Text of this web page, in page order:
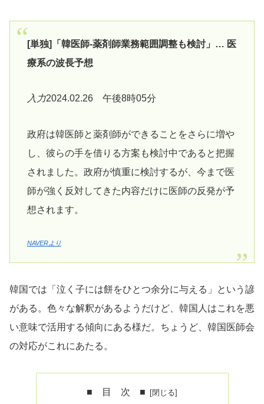
[単独]「韓医師-薬剤師業務範囲調整も検討」… 医
療系の波長予想
入力2024.02.26 午後8時05分
政府は韓医師と薬剤師ができることをさらに増や
し、彼らの手を借りる方案も検討中であると把握
されました。政府が慎重に検討するが、今まで医
師が強く反対してきた内容だけに医師の反発が予
想されます。
NAVERより
韓国では「泣く子には餅をひとつ余分に与える」という諺
がある。色々な解釈があるようだけど、韓国人はこれを悪
い意味で活用する傾向にある様だ。ちょうど、韓国医師会
の対応がこれにあたる。
■ 目 次 ■